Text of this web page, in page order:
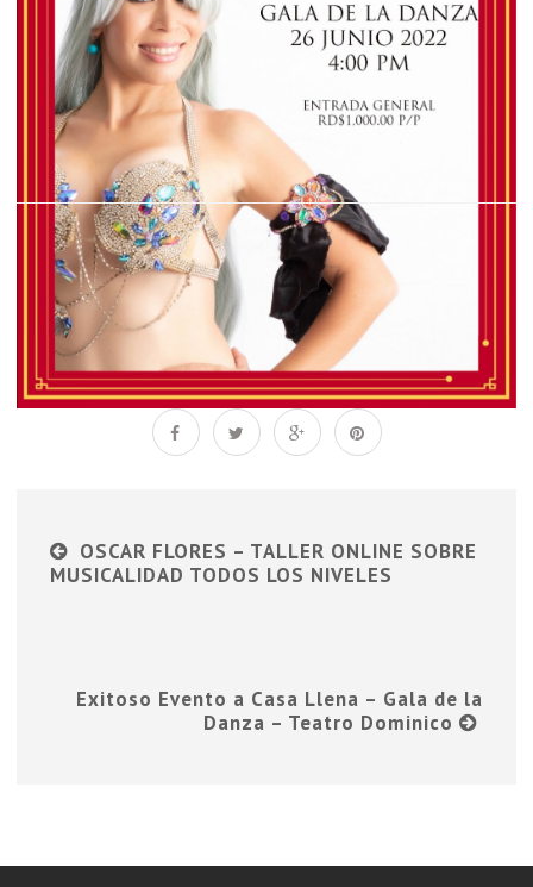
OSCAR FLORES – TALLER ONLINE SOBRE
MUSICALIDAD TODOS LOS NIVELES
Exitoso Evento a Casa Llena – Gala de la
Danza – Teatro Dominico